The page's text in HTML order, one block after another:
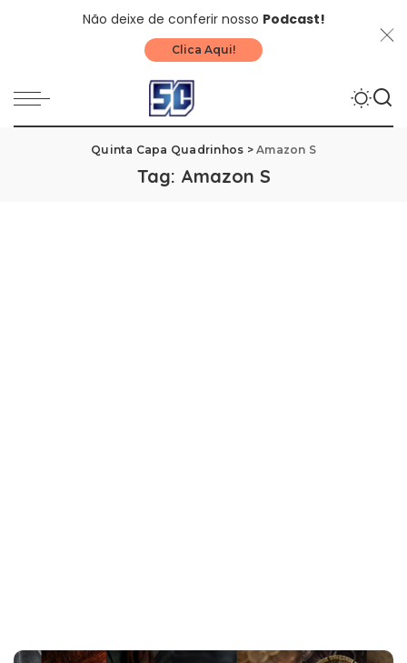
Não deixe de conferir nosso Podcast!
Clica Aqui!
Quinta Capa Quadrinhos >Amazon S
Tag: Amazon S